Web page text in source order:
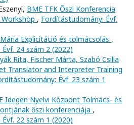
BME TFK Őszi Konferencia
, Fordítástudomány: Évf.
Explicitáció és tolmácsolás ,
24 szám 2 (2022)
Rita, Fischer Márta, Szabó Csilla
Translator and Interpreter Training
Évf. 23 szám 1
Idegen Nyelvi Központ Tolmács- és
őszi konferenciája ,
22 szám 1 (2020)